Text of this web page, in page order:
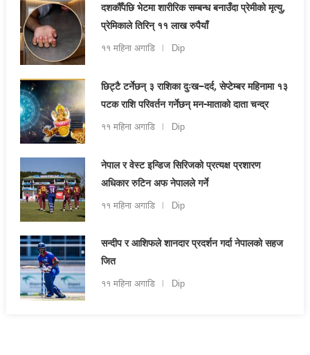
दशकौँपछि भेटमा शारीरिक सम्बन्ध बनाउँदा प्रेमीको मृत्यु,
प्रेमिकाले तिरिन् ११ लाख रुपैयाँ
११ महिना अगाडि Dip
छिट्टै टर्नेछन् ३ राशिका दुःख–दर्द, सेप्टेम्बर महिनामा १३
पटक राशि परिवर्तन गर्नेछन् मन-माताको दाता चन्द्र
११ महिना अगाडि Dip
नेपाल र वेस्ट इन्डिज सिरिजको प्रत्यक्ष प्रशारण
अधिकार रुटिन अफ नेपालले गर्ने
११ महिना अगाडि Dip
सन्दीप र आशिफले शानदार प्रदर्शन गर्दा नेपालको सहज
जित
११ महिना अगाडि Dip